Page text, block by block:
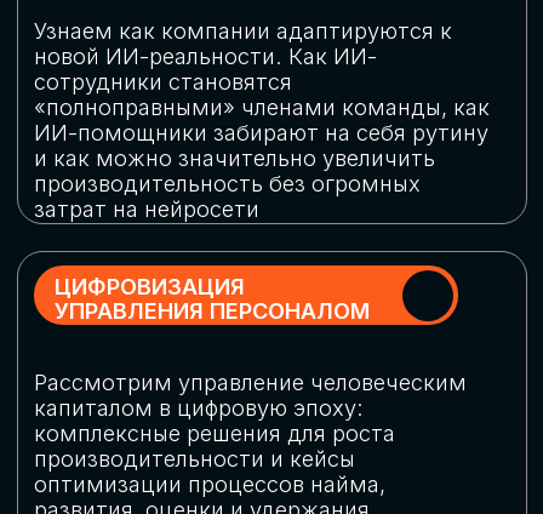
огромную статью затрат
ОБЛАЧНЫЕ ТЕХНОЛОГИИ
Подискутируем, какие облачные решения
существуют на рынке и почему
использование мультиоблачных моделей
не только снижает затраты, но и
«пересборки» бизнес-моделей
СКАЧАТЬ
ПРОГРАММУ
КОНФЕРЕНЦИИ